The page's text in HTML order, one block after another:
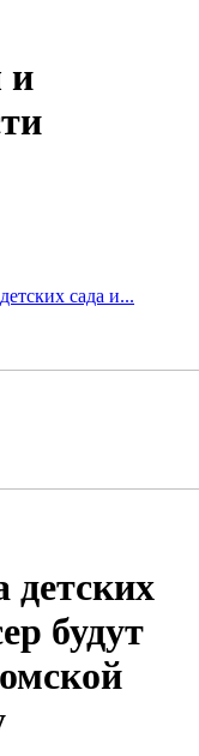
и
сада и...
детских
будут